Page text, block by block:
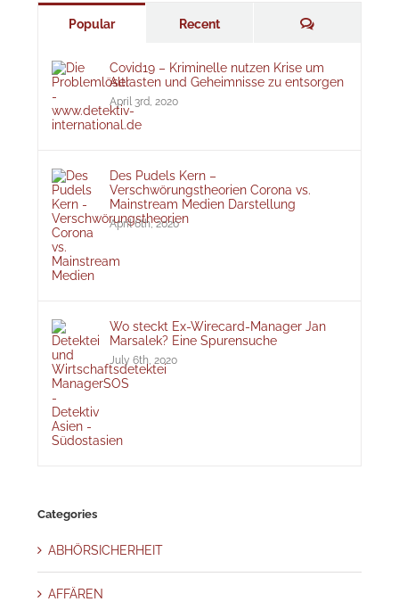
Popular Recent Comments
Covid19 – Kriminelle nutzen Krise um
Altlasten und Geheimnisse zu entsorgen
April 3rd, 2020
Des Pudels Kern –
Verschwörungstheorien Corona vs.
Mainstream Medien Darstellung
April 6th, 2020
Wo steckt Ex-Wirecard-Manager Jan
Marsalek? Eine Spurensuche
July 6th, 2020
Categories
ABHÖRSICHERHEIT
AFFÄREN